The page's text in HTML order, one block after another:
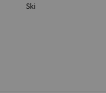
Ski